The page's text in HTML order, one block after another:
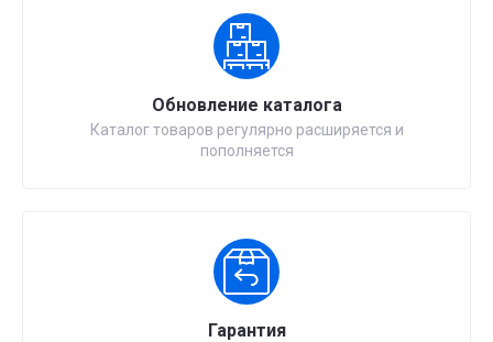
Обновление каталога
Каталог товаров регулярно расширяется и
пополняется
Гарантия